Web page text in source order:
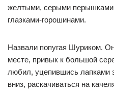
желтыми, серыми
глазками-горошинами.
Назвали попугая Шуриком.
месте, привык к большой
любил, уцепившись лапками
вниз, раскачиваться на